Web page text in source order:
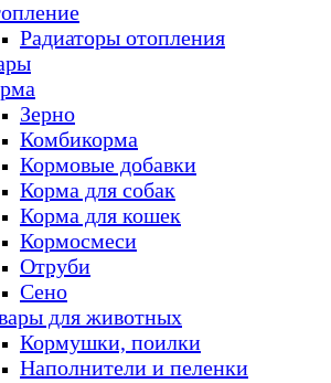
Радиаторы отопления
Зерно
Комбикорма
Кормовые добавки
Корма для собак
Корма для кошек
Кормосмеси
Отруби
Сено
для животных
Кормушки, поилки
Наполнители и пеленки